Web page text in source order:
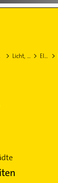
Licht, Beleuchtung Elektriker